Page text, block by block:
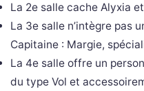
La 2e salle cache Alyxia
La 3e salle n’intègre pas
Capitaine : Margie,
La 4e salle offre un
du type Vol et